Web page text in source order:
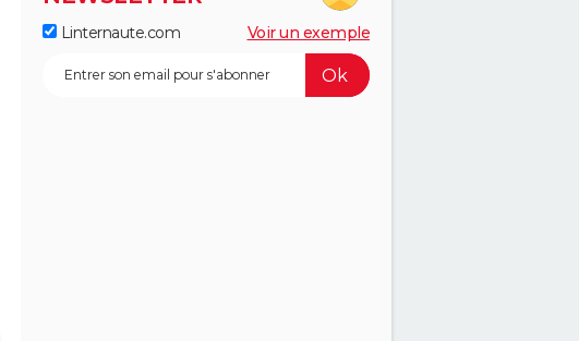
Linternaute.com Voir un exemple